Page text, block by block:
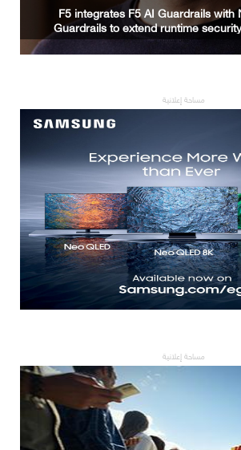
2PointZero Group Signals
Revenue Surge to AED 21.9 Billion
AED 7.7 Billion in H1 2026
مساحة إعلانية
مساحة إعلانية